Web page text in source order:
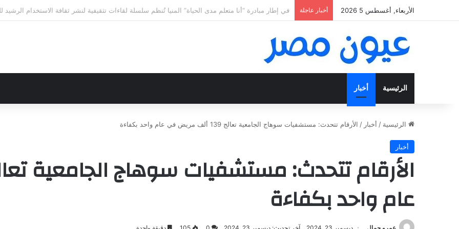
الأربعاء, أغسطس 5 2026 أخبار عاجلة «فتح عينك كويس».. اعثر على الاختلافات الخمس خلال 11 ثانية فقط
الرئيسية أخبار
الرئيسية / أخبار / الأرقام تتحدث: مستشفيات سوهاج الجامعية تعالج 139 ألف مريض في عام واحد بكفاءة
أخبار
عام واحد بكفاءة